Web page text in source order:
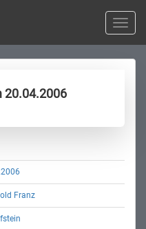
Toggle
20.04.2006
Franz